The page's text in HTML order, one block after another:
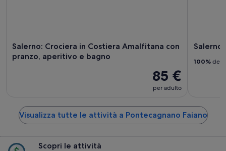
Salerno: Crociera in Costiera Amalfitana con
pranzo, aperitivo e bagno
85 €
per adulto
Salerno
100% dei
Visualizza tutte le attività a Pontecagnano Faiano
Scopri le attività